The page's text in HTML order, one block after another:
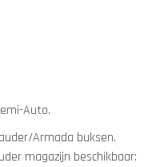
Auto.
Armada buksen.
magazijn beschikbaar: